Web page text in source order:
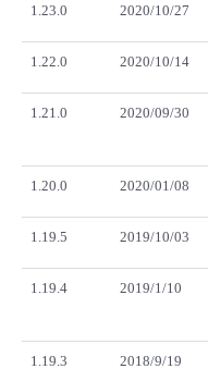
1.23.0 2020/10/27
1.22.0 2020/10/14
1.21.0 2020/09/30
1.20.0 2020/01/08
1.19.5 2019/10/03
1.19.4 2019/1/10
1.19.3 2018/9/19